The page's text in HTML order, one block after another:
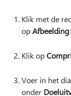
Klik met de
opAfbeelding
Klik op
Voer in het
onder